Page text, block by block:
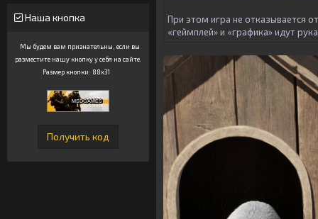
Наша кнопка
Мы будем вам признательны, если вы
разместите нашу кнопку у себя на сайте.
Размер кнопки: 88x31
При этом игра не отказывается
«геймплей» и «графика» идут